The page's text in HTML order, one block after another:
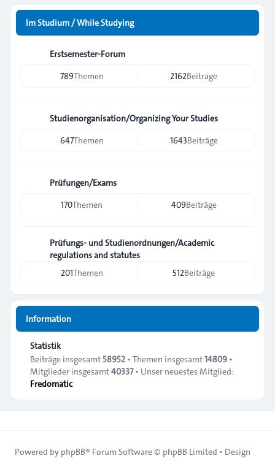
Im Studium / While Studying
Erstsemester-Forum
789Themen 2162Beiträge
Studienorganisation/Organizing Your Studies
647Themen 1643Beiträge
Prüfungen/Exams
170Themen 409Beiträge
Prüfungs- und Studienordnungen/Academic
regulations and statutes
201Themen 512Beiträge
Information
Statistik
Beiträge insgesamt 58952• Themen insgesamt14809•
Mitglieder insgesamt40337• Unser neuestes Mitglied:
Fredomatic
Powered by phpBB® Forum Software © phpBB Limited • Design